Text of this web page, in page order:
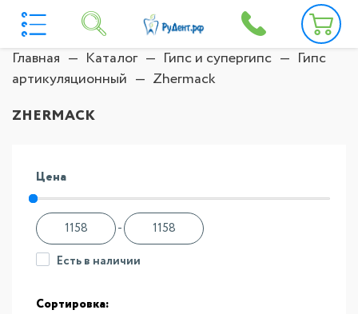
Главная Каталог Гипс и супергипс
Гипс
артикуляционный
Zhermack
ZHERMACK
Цена
-
Есть в наличии
Сортировка: